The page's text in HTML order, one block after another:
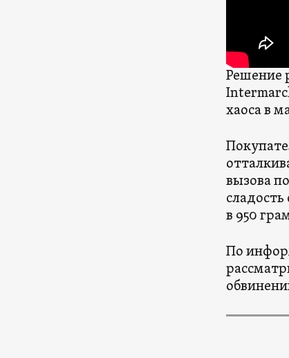
Решение
хаоса в
вызова
в 950
По